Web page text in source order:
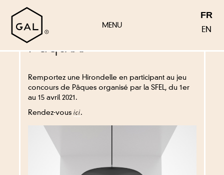
MENU
COLLECTIONS
LA MARQUE

FR
EN
Jeu concours de
Pâques
Remportez une Hirondelle en participant au jeu
concours de Pâques organisé par la SFEL, du 1er
au 15 avril 2021.
Rendez-vous ici.